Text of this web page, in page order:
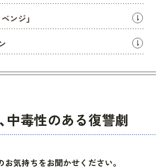
ンジ」
中毒性のある復讐劇
気持ちをお聞かせください。